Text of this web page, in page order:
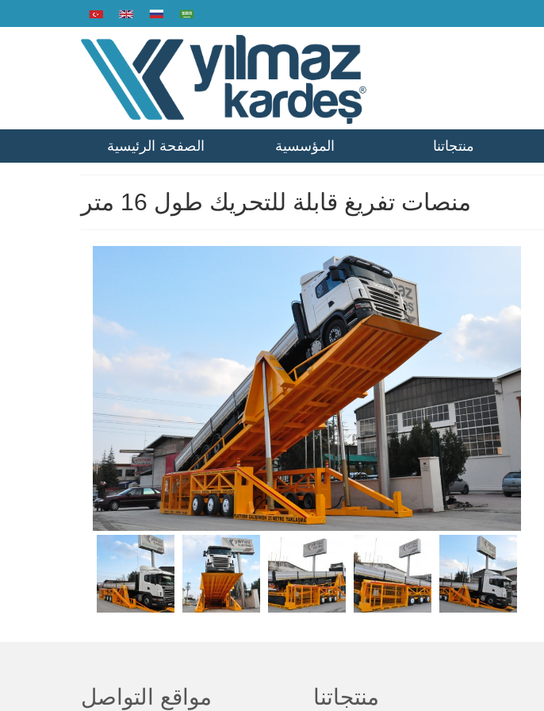
الصفحة الرئيسية المؤسسية منتجاتنا
منصات تفريغ قابلة للتحريك طول 16 متر
مواقع التواصل منتجاتنا